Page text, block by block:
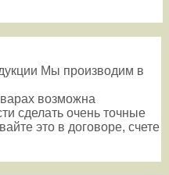
Мы производим в
возможна
сделать очень точные
это в договоре, счете